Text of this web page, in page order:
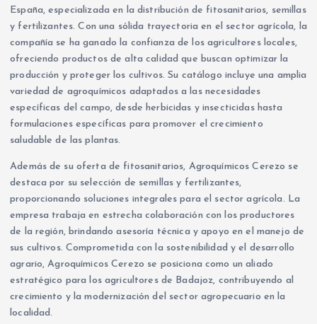
España, especializada en la distribución de fitosanitarios, semillas
y fertilizantes. Con una sólida trayectoria en el sector agrícola, la
compañía se ha ganado la confianza de los agricultores locales,
ofreciendo productos de alta calidad que buscan optimizar la
producción y proteger los cultivos. Su catálogo incluye una amplia
variedad de agroquímicos adaptados a las necesidades
específicas del campo, desde herbicidas y insecticidas hasta
formulaciones específicas para promover el crecimiento
saludable de las plantas.
Además de su oferta de fitosanitarios, Agroquímicos Cerezo se
destaca por su selección de semillas y fertilizantes,
proporcionando soluciones integrales para el sector agrícola. La
empresa trabaja en estrecha colaboración con los productores
de la región, brindando asesoría técnica y apoyo en el manejo de
sus cultivos. Comprometida con la sostenibilidad y el desarrollo
agrario, Agroquímicos Cerezo se posiciona como un aliado
estratégico para los agricultores de Badajoz, contribuyendo al
crecimiento y la modernización del sector agropecuario en la
localidad.